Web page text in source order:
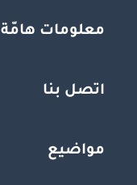
معلومات هامّة
اتصل بنا
مواضيع